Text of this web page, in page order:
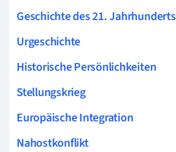
Geschichte des 21. Jahrhunderts
Urgeschichte
Historische Persönlichkeiten
Stellungskrieg
Europäische Integration
Nahostkonflikt